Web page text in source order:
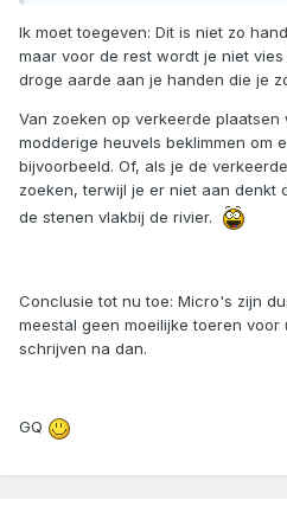
Ik moet toegeven: Dit is niet zo
maar voor de rest wordt je niet
droge aarde aan je handen die je
Van zoeken op verkeerde plaatsen
modderige heuvels beklimmen om
bijvoorbeeld. Of, als je de
zoeken, terwijl je er niet aan denkt
de stenen vlakbij de rivier.
Conclusie tot nu toe: Micro's zijn
meestal geen moeilijke toeren
schrijven na dan.
GQ